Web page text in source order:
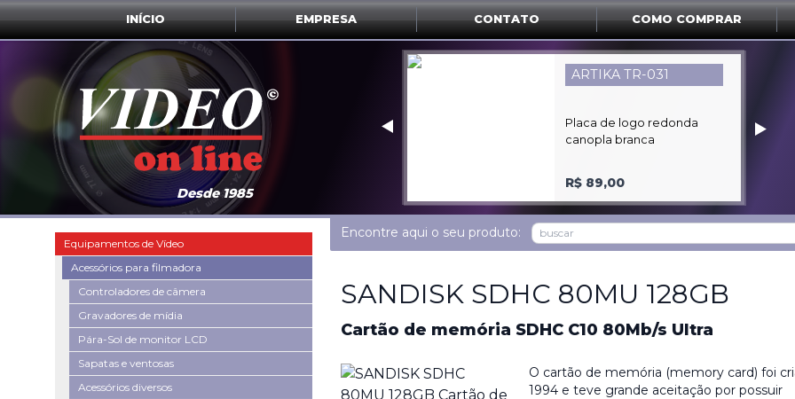
INÍCIO EMPRESA CONTATO COMO COMPRAR
Desde 1985
CANON XF-605
Filmadora 4K 1CCD DE 1''
Ultra HD SDCHC
R$ 49.900,00
‣
‣
Encontre aqui o seu produto:
Equipamentos de Vídeo
Acessórios para filmadora
Controladores de câmera
Gravadores de mídia
Pára-Sol de monitor LCD
Sapatas e ventosas
Acessórios diversos
SANDISK SDHC 80MU 128GB
Cartão de memória SDHC C10 80Mb/s Ultra
O cartão de memória (memory card) foi
1994 e teve grande aceitação por possuir